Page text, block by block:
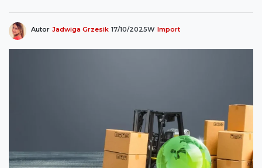
Autor Jadwiga Grzesik 17/10/2025W Import